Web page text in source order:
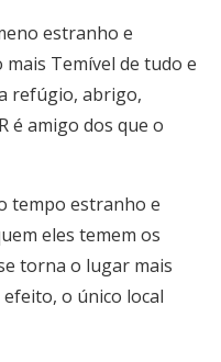
estranho e
Temível de tudo e
refúgio, abrigo,
é amigo dos que o
tempo estranho e
eles temem os
torna o lugar mais
o único local